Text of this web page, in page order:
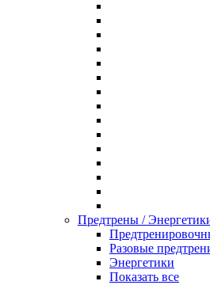
Предтрены /
Разовые
Энергетики
Показать все